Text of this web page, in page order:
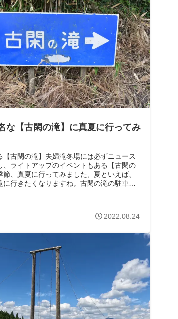
な【古閑の滝】に真夏に行ってみ
【古閑の滝】夫婦滝冬場には必ずニュース
、ライトアップのイベントもある【古閑の
節、真夏に行ってみました。夏といえば、
に行きたくなりますね。古閑の滝の駐車場
2022.08.24